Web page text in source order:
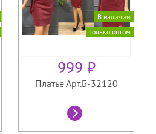
В наличии
Только оптом
999 ₽
Платье Арт.Б-32120